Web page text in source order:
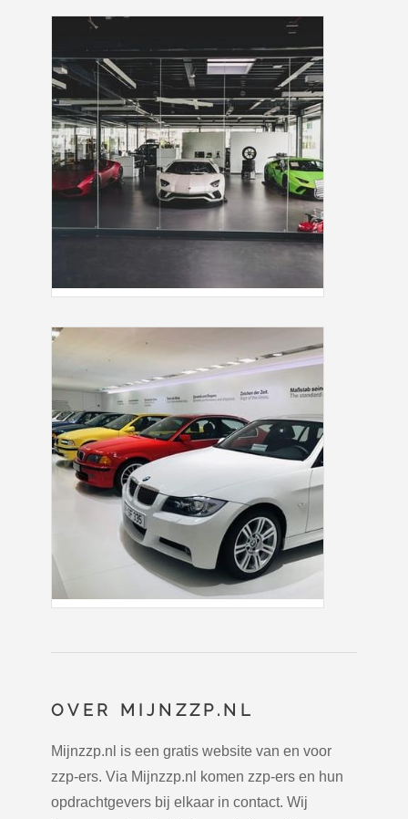
OVER MIJNZZP.NL
Mijnzzp.nl is een gratis website van en voor
zzp-ers. Via Mijnzzp.nl komen zzp-ers en hun
opdrachtgevers bij elkaar in contact. Wij